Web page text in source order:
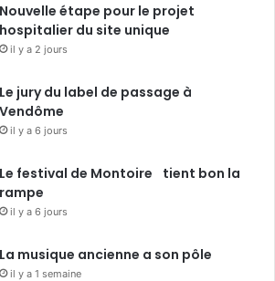
Nouvelle étape pour le projet
hospitalier du site unique
il y a 2 jours
Le jury du label de passage à
Vendôme
il y a 6 jours
Le festival de Montoire tient bon la
rampe
il y a 6 jours
La musique ancienne a son pôle
il y a 1 semaine